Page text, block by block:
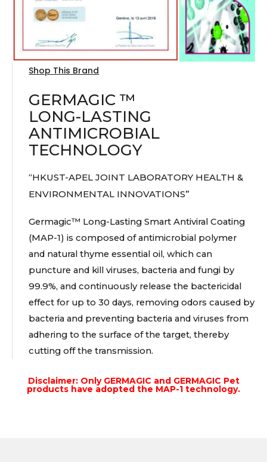
Shop This Brand
GERMAGIC ™
LONG-LASTING
ANTIMICROBIAL
TECHNOLOGY
“HKUST-APEL JOINT LABORATORY HEALTH &
ENVIRONMENTAL INNOVATIONS”
Germagic™ Long-Lasting Smart Antiviral Coating
(MAP-1) is composed of antimicrobial polymer
and natural thyme essential oil, which can
puncture and kill viruses, bacteria and fungi by
99.9%, and continuously release the bactericidal
effect for up to 30 days, removing odors caused by
bacteria and preventing bacteria and viruses from
adhering to the surface of the target, thereby
cutting off the transmission.
Disclaimer: Only GERMAGIC and GERMAGIC Pet
products have adopted the MAP-1 technology.